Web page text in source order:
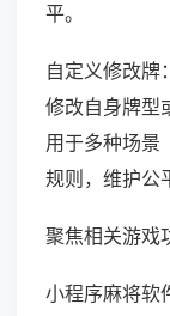
平。
自定义修改牌
修改自身牌型
用于多种场景
规则，维护公
聚焦相关游戏
小程序麻将软